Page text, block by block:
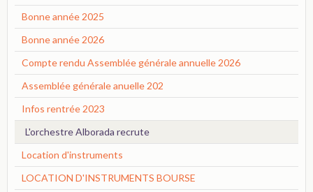
Bonne année 2025
Bonne année 2026
Compte rendu Assemblée générale annuelle 2026
Assemblée générale anuelle 202
Infos rentrée 2023
L'orchestre Alborada recrute
Location d'instruments
LOCATION D'INSTRUMENTS BOURSE